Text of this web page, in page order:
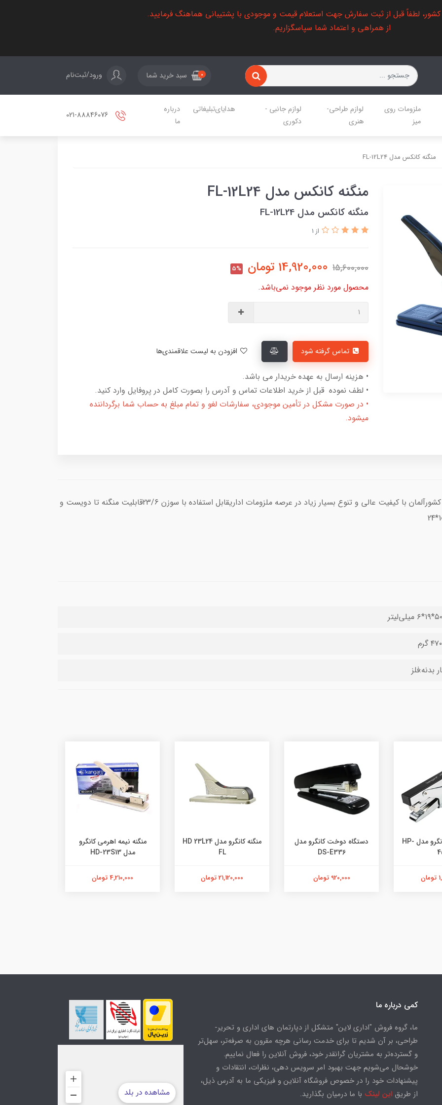
لطفاً قبل از ثبت سفارش جهت استعلام قیمت و موجودی با پشتیبانی هماهنگ فرمایید.
از همراهی و اعتماد شما سپاسگزاریم.
0 سبد خرید شما ورود/ثبت‌نام
ملزومات روی
میز
لوازم طراحی-
هنری
لوازم جانبی -
دکوری
هدایای‌تبلیغاتی
درباره
ما
منگنه کانکس مدل FL-12L24
منگنه کانکس مدل FL-12L24
منگنه کانکس مدل FL-12L24
از 1
15,600,000
14,920,000 تومان 5%
محصول مورد نظر موجود نمی‌باشد.
تماس گرفته شود
• هزینه ارسال به عهده خریدار می باشد.
• لطف نموده قبل از خرید اطلاعات تماس و آدرس را بصورت کامل در پروفایل وارد کنید.
• در صورت مشکل در تأمین موجودی، سفارشات لغو و تمام مبلغ به حساب شما برگرداننده
میشود.
محصولات کانکس ساخت کشور هند تحت لیسانس کشورآلمان با کیفیت عالی و تنوع بسیار زیاد در عرصه ملزومات اداریقابل استفاده با سوزن 23/6قابلیت منگنه تا دویست و
بدنه:فلز
منگنه انبری کانگرو مدل HP-
دستگاه دوخت کانگرو مدل
DS-E336
920,000 تومان
منگنه کانگرو مدل HD 23L24
FL
21,120,000 تومان
منگنه نیمه اهرمی کانگرو
مدل HD-23S13
4,210,000 تومان
کمی درباره ما
ما، گروه فروش "اداری لاین" متشکل از دپارتمان های اداری و تحریر-
طراحی، بر آن شدیم تا برای خدمت رسانی هرچه مقرون به صرفه‌تر، سهل‌تر
و گسترده‌تر به مشتریان گرانقدر خود، فروش آنلاین را فعال نماییم.
خوشحال می‌شویم جهت بهبود امر سرویس دهی، نظرات، انتقادات و
پیشنهادات خود را در خصوص فروشگاه آنلاین و فیزیکی ما به آدرس ذیل،
از طریق این لینک با ما درمیان بگذارید.